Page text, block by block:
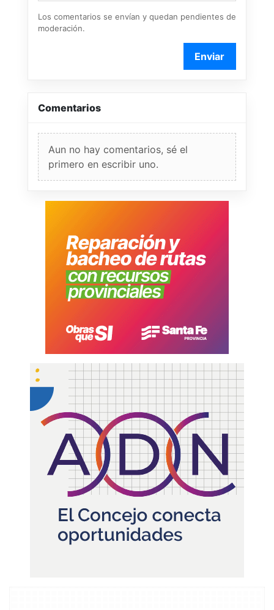
Los comentarios se envían y quedan pendientes de
moderación.
Enviar
Comentarios
Aun no hay comentarios, sé el
primero en escribir uno.